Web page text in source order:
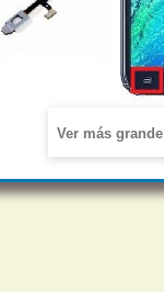
Ver más grande